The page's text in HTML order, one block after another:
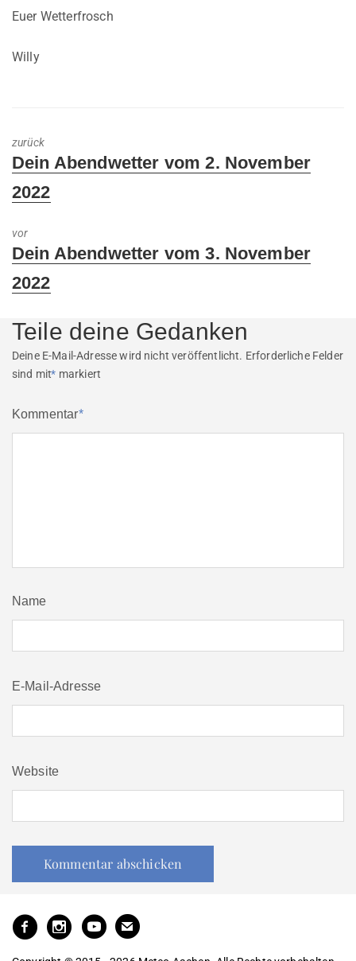
Euer Wetterfrosch
Willy
zurück
Previous
Dein Abendwetter vom 2. November
2022
vor
Next
Dein Abendwetter vom 3. November
2022
Teile deine Gedanken
Deine E-Mail-Adresse wird nicht veröffentlicht. Erforderliche Felder
sind mit* markiert
Kommentar*
Name
E-Mail-Adresse
Website